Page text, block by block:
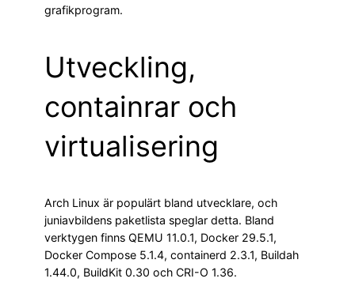
grafikprogram.
Utveckling,
containrar och
virtualisering
Arch Linux är populärt bland utvecklare, och
juniavbildens paketlista speglar detta. Bland
verktygen finns QEMU 11.0.1, Docker 29.5.1,
Docker Compose 5.1.4, containerd 2.3.1, Buildah
1.44.0, BuildKit 0.30 och CRI-O 1.36.